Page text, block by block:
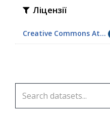
Ліцензії
Creative Commons At...